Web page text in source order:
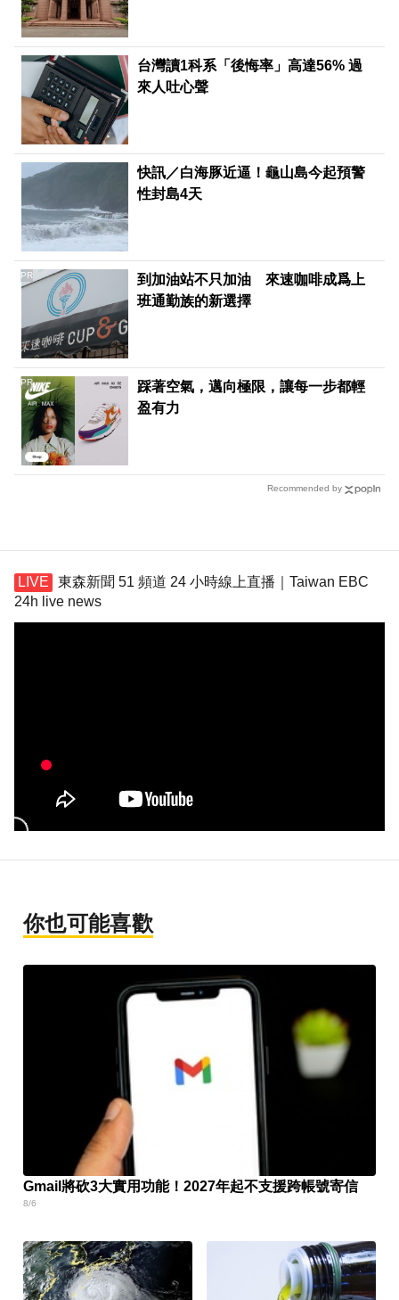
台灣讀1科系「後悔率」高達56% 過
來人吐心聲
快訊／白海豚近逼！龜山島今起預警
性封島4天
到加油站不只加油 來速咖啡成爲上
班通勤族的新選擇
PR
踩著空氣，邁向極限，讓每一步都輕
盈有力
PR
Recommended by
東森新聞 51 頻道 24 小時線上直播｜Taiwan EBC
24h live news
你也可能喜歡
Gmail將砍3大實用功能！2027年起不支援跨帳號寄信
8/6